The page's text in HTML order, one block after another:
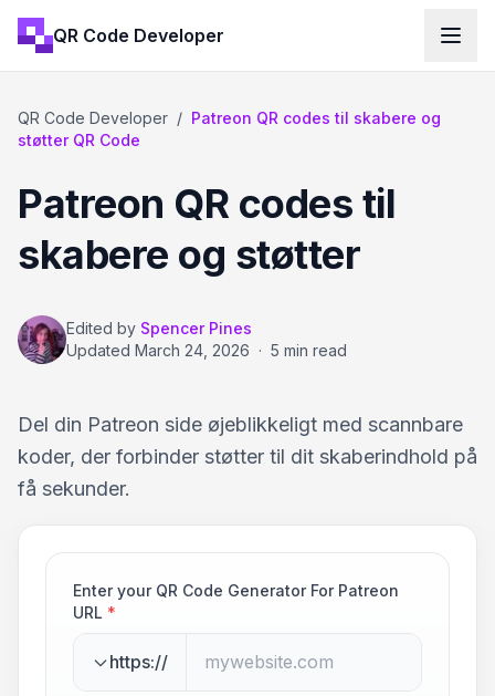
QR Code Developer
QR Code Developer / Patreon QR codes til skabere og
støtter QR Code
Patreon QR codes til
skabere og støtter
Edited by Spencer Pines
Updated March 24, 2026 · 5 min read
Del din Patreon side øjeblikkeligt med scannbare
koder, der forbinder støtter til dit skaberindhold på
få sekunder.
Enter your QR Code Generator For Patreon
URL *
https://